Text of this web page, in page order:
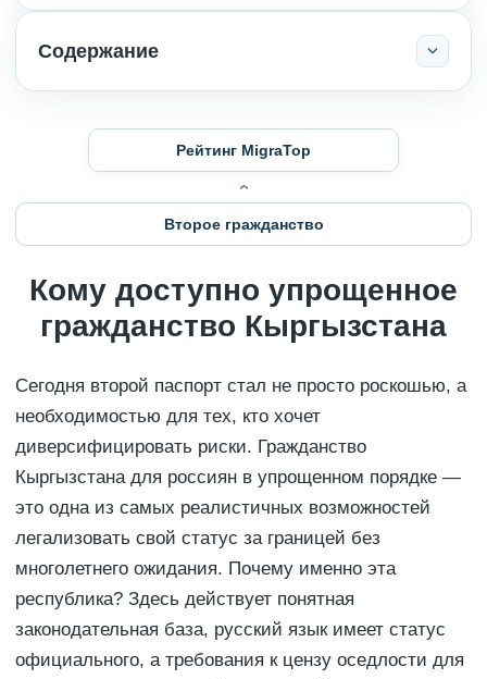
Содержание
Рейтинг MigraTop
Второе гражданство
Кому доступно упрощенное
гражданство Кыргызстана
Сегодня второй паспорт стал не просто роскошью, а
необходимостью для тех, кто хочет
диверсифицировать риски. Гражданство
Кыргызстана для россиян в упрощенном порядке —
это одна из самых реалистичных возможностей
легализовать свой статус за границей без
многолетнего ожидания. Почему именно эта
республика? Здесь действует понятная
законодательная база, русский язык имеет статус
официального, а требования к цензу оседлости для